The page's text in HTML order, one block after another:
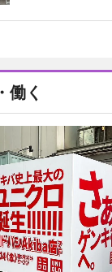
働く